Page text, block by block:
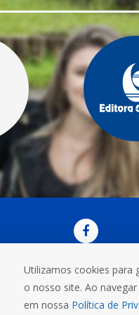
Rua do
Utilizamos cookies para
o nosso site. Ao
em nossa Política de